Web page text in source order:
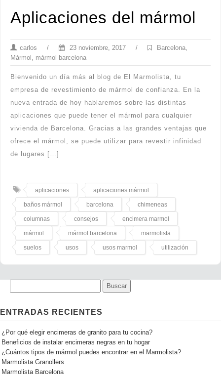
Aplicaciones del mármol
carlos / 23 noviembre, 2017 / Barcelona,
Mármol , mármol barcelona
Bienvenido un día más al blog de El Marmolista, tu
empresa de revestimiento de mármol de confianza. En la
nueva entrada de hoy hablaremos sobre las distintas
aplicaciones que puede tener el mármol para cualquier
vivienda de Barcelona. Gracias a las grandes ventajas que
ofrece el mármol, se puede utilizar para revestir infinidad
de lugares […]
aplicaciones aplicaciones mármol
baños mármol barcelona chimeneas
columnas consejos encimera marmol
mármol mármol barcelona marmolista
suelos usos usos marmol utilización
ENTRADAS RECIENTES
¿Por qué elegir encimeras de granito para tu cocina?
Beneficios de instalar encimeras negras en tu hogar
¿Cuántos tipos de mármol puedes encontrar en el Marmolista?
Marmolista Granollers
Marmolista Barcelona